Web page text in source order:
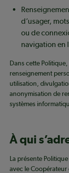
d’usager,
ou de
navigation en
Dans cette
renseignement
utilisation,
anonymisation de
systèmes
À qui
La présente
avec le